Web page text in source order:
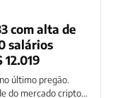
com alta de
salários
último pregão.
do mercado cripto